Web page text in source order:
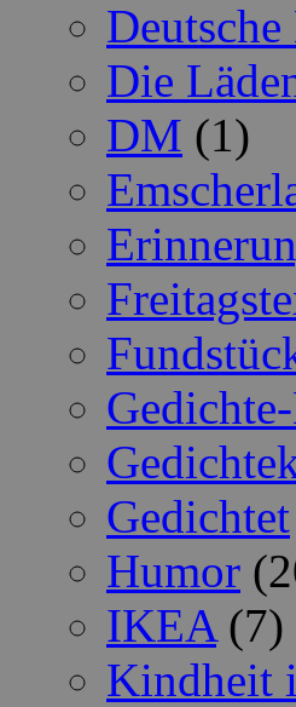
Die
DM (1)
Gedichtet
Humor
IKEA(7)
Kindheit